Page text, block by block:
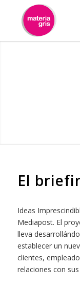
contenido
El
Ideas
Mediapost. El
lleva
establecer un
clientes,
relaciones con